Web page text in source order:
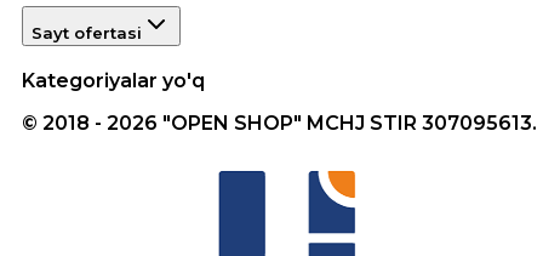
Sayt ofertasi
Kategoriyalar yo'q
© 2018 - 2026 "OPEN SHOP" MCHJ STIR 307095613.